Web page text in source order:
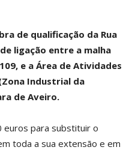
de qualificação da Rua
ligação entre a malha
e a Área de Atividades
Industrial da
de Aveiro.
euros para substituir o
toda a sua extensão e em